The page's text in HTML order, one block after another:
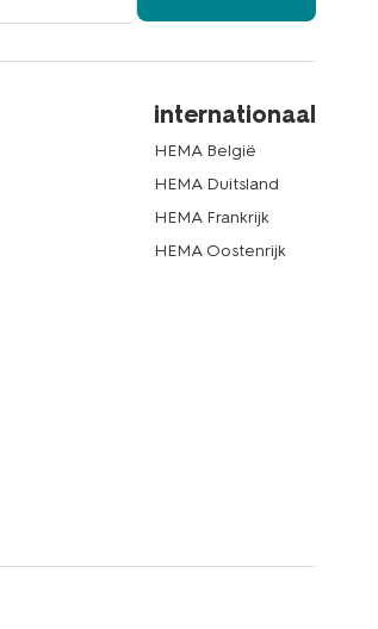
internationaal
HEMA België
HEMA Duitsland
HEMA Frankrijk
HEMA Oostenrijk